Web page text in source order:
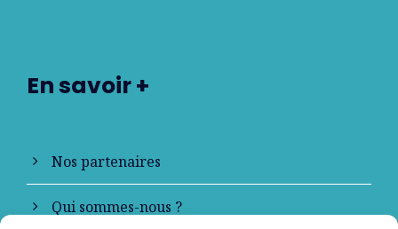
En savoir +
Nos partenaires
Qui sommes-nous ?